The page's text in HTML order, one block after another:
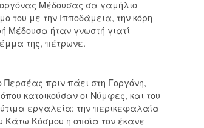
Μέδουσας σα γαμήλιο
του με την Ιπποδάμεια, την κόρη
Μέδουσα ήταν γνωστή γιατί
της, πέτρωνε.
πριν πάει στη Γοργόνη,
κατοικούσαν οι Νύμφες, και του
εργαλεία: την περικεφαλαία
Κάτω Κόσμου η οποία τον έκανε